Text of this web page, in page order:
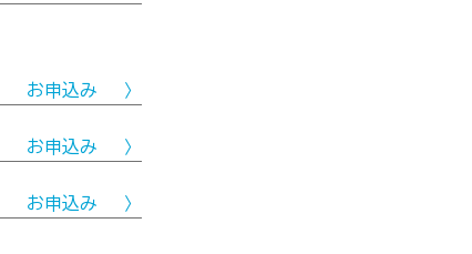
お申込み
お申込み
お申込み